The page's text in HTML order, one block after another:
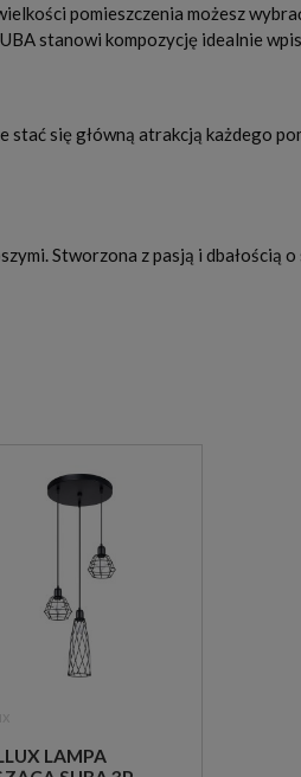
pomieszczenia możesz
stanowi kompozycję idealnie
stać się główną atrakcją
Stworzona z pasją i dbałością
LAMPA